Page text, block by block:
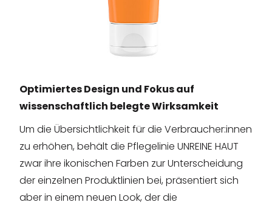
OptimiertesDesign und Fokusauf
wissenschaftlich belegteWirksamkeit
Um die Übersichtlichkeit für die Verbraucher:innen
zu erhöhen, behält die Pflegelinie UNREINE HAUT
zwar ihre ikonischen Farben zur Unterscheidung
der einzelnen Produktlinien bei, präsentiert sich
aber in einem neuen Look, der die